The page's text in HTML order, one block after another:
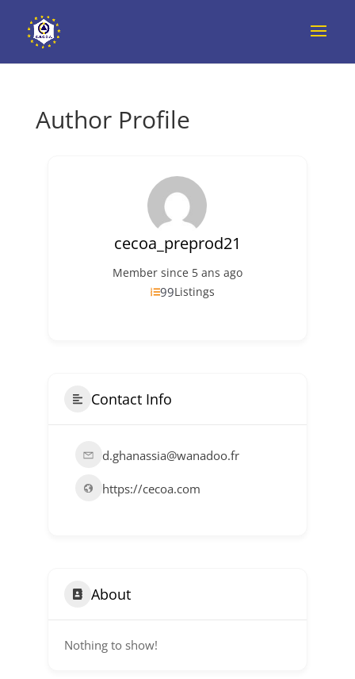
Author Profile
cecoa_preprod21
Member since 5 ans ago
99Listings
Contact Info
d.ghanassia@wanadoo.fr
https://cecoa.com
About
Nothing to show!